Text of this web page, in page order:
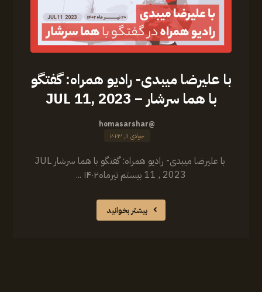
‏‎با علیرضا میبدی- رادیو همراه: گفتگو
با هما سرشار – JUL 11, 2023
@homasarshar
جولای ۱۱, ۲۰۲۳
‏‎ ‏‎با علیرضا میبدی- رادیو همراه: گفتگو با هما سرشار JUL
11 , 2023 بیستم تیرماه۱۴۰۲ ...
بیشتر بخوانید